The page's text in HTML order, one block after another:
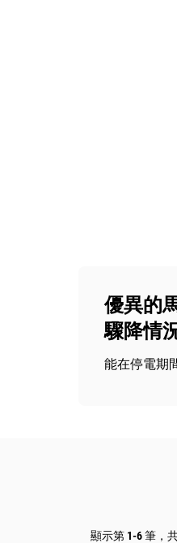
優異的
驟降情
能在停電期
顯示第 1-6 筆，